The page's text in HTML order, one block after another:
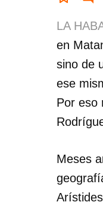
LA
en
sino de
ese
Por eso
Meses